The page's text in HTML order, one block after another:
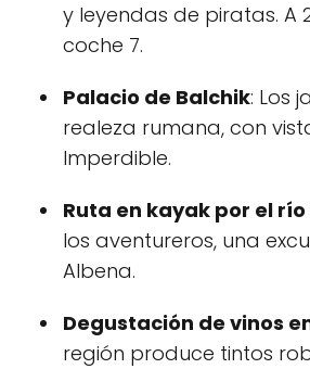
y leyendas de piratas. A
coche 7.
Palacio de Balchik: Los
realeza rumana, con
Imperdible.
Ruta en kayak por el
los aventureros, una
Albena.
Degustación de vinos
región produce tintos